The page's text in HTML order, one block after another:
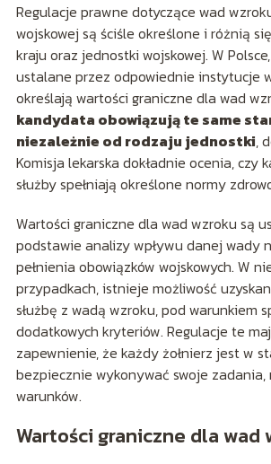
Regulacje prawne dotyczące wad
wojskowej są ściśle określone i różnią
kraju oraz jednostki wojskowej. W
ustalane przez odpowiednie instytucje
określają wartości graniczne dla wad
kandydata obowiązują te same
niezależnie od rodzaju jednostki,
Komisja lekarska dokładnie ocenia, czy
służby spełniają określone normy
Wartości graniczne dla wad wzroku są
podstawie analizy wpływu danej wady
pełnienia obowiązków wojskowych. W
przypadkach, istnieje możliwość
służbę z wadą wzroku, pod warunkiem
dodatkowych kryteriów. Regulacje te
zapewnienie, że każdy żołnierz jest w
bezpiecznie wykonywać swoje
warunków.
Wartości graniczne dla wad